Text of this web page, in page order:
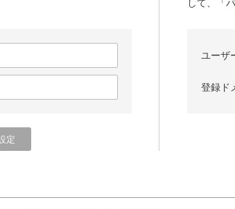
して、「
ユーザ
登録ド